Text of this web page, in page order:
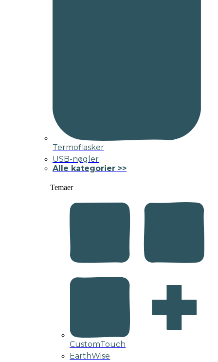
Termoflasker
USB-nøgler
Alle kategorier >>
Temaer
CustomTouch
EarthWise